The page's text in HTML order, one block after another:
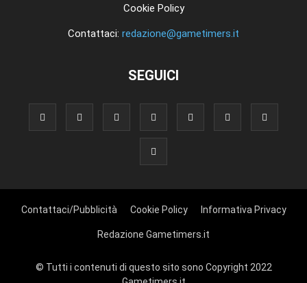
Cookie Policy
Contattaci: redazione@gametimers.it
SEGUICI
Contattaci/Pubblicità Cookie Policy Informativa Privacy
Redazione Gametimers.it
© Tutti i contenuti di questo sito sono Copyright 2022